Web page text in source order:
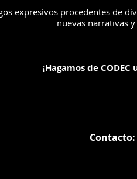
expresivos procedentes de
nuevas narrativas
¡Hagamos de
​Contacto: